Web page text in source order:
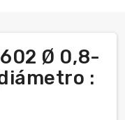
Ø 0,8-
: